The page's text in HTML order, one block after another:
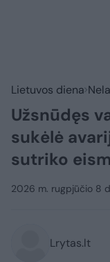
Lietuvos diena
Užsnūdęs
sukėlė
sutriko
2026 m. rugpjūčio 8
Lrytas.lt